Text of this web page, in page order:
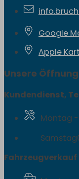
Google
Apple
Unsere
Kundendienst,
Montag
Samstag
Fahrzeugverkauf